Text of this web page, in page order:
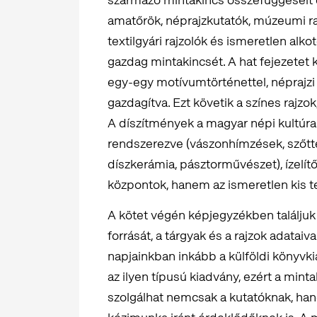
amatőrök, néprajzkutatók, múzeumi
textilgyári rajzolók és ismeretlen
gazdag mintakincsét. A hat
egy-egy motívumtörténettel,
gazdagítva. Ezt követik a színes
A díszítmények a magyar népi
rendszerezve (vászonhímzések,
díszkerámia, pásztorművészet),
központok, hanem az ismeretlen kis
A kötet végén képjegyzékben
forrását, a tárgyak és a rajzok
napjainkban inkább a külföldi
az ilyen típusú kiadvány, ezért a
szolgálhat nemcsak a kutatóknak,